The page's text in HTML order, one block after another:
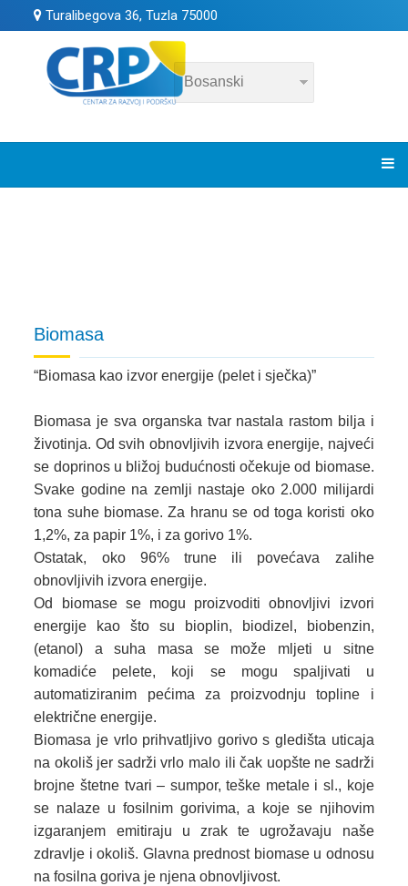
Turalibegova 36, Tuzla 75000
Biomasa
“Biomasa kao izvor energije (pelet i sječka)”
Biomasa je sva organska tvar nastala rastom bilja i
životinja. Od svih obnovljivih izvora energije, najveći
se doprinos u bližoj budućnosti očekuje od biomase.
Svake godine na zemlji nastaje oko 2.000 milijardi
tona suhe biomase. Za hranu se od toga koristi oko
1,2%, za papir 1%, i za gorivo 1%.
Ostatak, oko 96% trune ili povećava zalihe
obnovljivih izvora energije.
Od biomase se mogu proizvoditi obnovljivi izvori
energije kao što su bioplin, biodizel, biobenzin,
(etanol) a suha masa se može mljeti u sitne
komadiće pelete, koji se mogu spaljivati u
automatiziranim pećima za proizvodnju topline i
električne energije.
Biomasa je vrlo prihvatljivo gorivo s gledišta uticaja
na okoliš jer sadrži vrlo malo ili čak uopšte ne sadrži
brojne štetne tvari – sumpor, teške metale i sl., koje
se nalaze u fosilnim gorivima, a koje se njihovim
izgaranjem emitiraju u zrak te ugrožavaju naše
zdravlje i okoliš. Glavna prednost biomase u odnosu
na fosilna goriva je njena obnovljivost.